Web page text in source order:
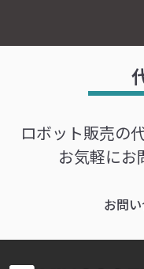
ロボット販売の
お気軽にお
お問